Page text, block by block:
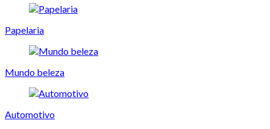
Papelaria
Mundo beleza
Automotivo